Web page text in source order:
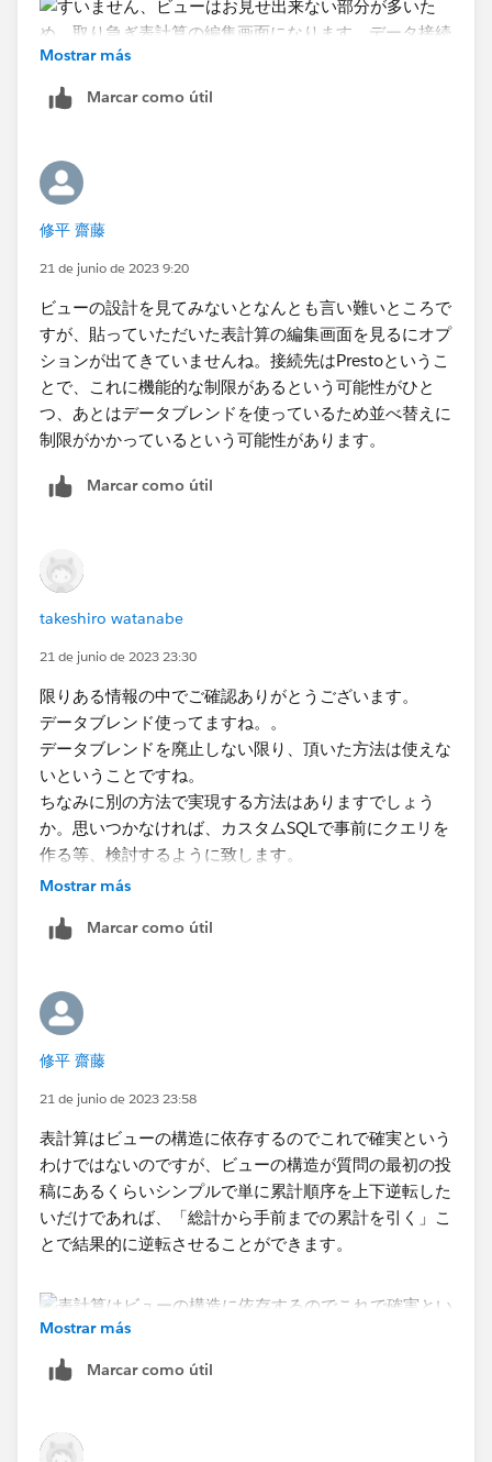
Mostrar más
Marcar como útil
修平 齋藤
21 de junio de 2023 9:20
ビューの設計を見てみないとなんとも言い難いところで
すが、貼っていただいた表計算の編集画面を見るにオプ
ションが出てきていませんね。接続先はPrestoというこ
とで、これに機能的な制限があるという可能性がひと
つ、あとはデータブレンドを使っているため並べ替えに
制限がかかっているという可能性があります。
Marcar como útil
takeshiro watanabe
21 de junio de 2023 23:30
限りある情報の中でご確認ありがとうございます。
データブレンド使ってますね。。
データブレンドを廃止しない限り、頂いた方法は使えな
いということですね。
ちなみに別の方法で実現する方法はありますでしょう
か。思いつかなければ、カスタムSQLで事前にクエリを
作る等、検討するように致します。
Mostrar más
Marcar como útil
修平 齋藤
21 de junio de 2023 23:58
表計算はビューの構造に依存するのでこれで確実という
わけではないのですが、ビューの構造が質問の最初の投
稿にあるくらいシンプルで単に累計順序を上下逆転した
いだけであれば、「総計から手前までの累計を引く」こ
とで結果的に逆転させることができます。
Mostrar más
Marcar como útil